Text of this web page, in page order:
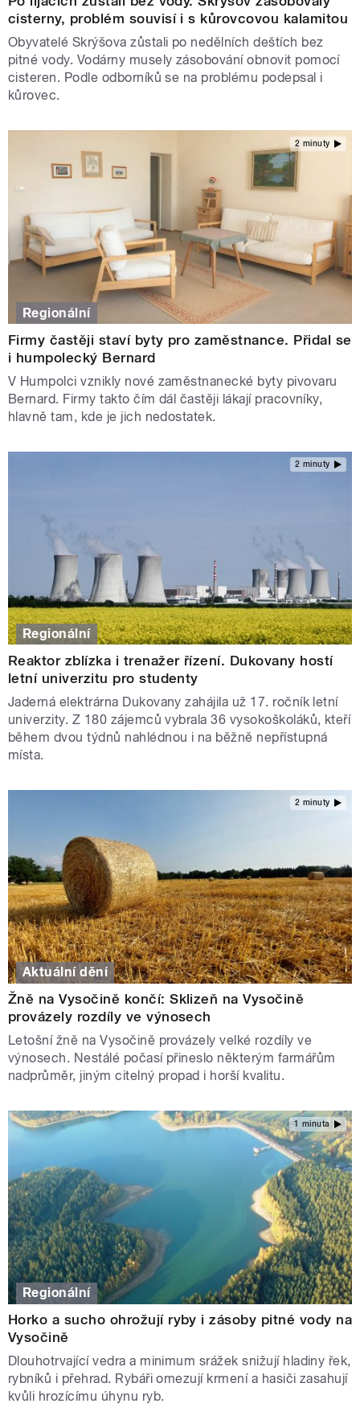
cisterny, problém souvisí i s kůrovcovou kalamitou
Obyvatelé Skrýšova zůstali po nedělních deštích bez
pitné vody. Vodárny musely zásobování obnovit pomocí
cisteren. Podle odborníků se na problému podepsal i
kůrovec.
2 minuty
Regionální
Firmy častěji staví byty pro zaměstnance. Přidal se
i humpolecký Bernard
V Humpolci vznikly nové zaměstnanecké byty pivovaru
Bernard. Firmy takto čím dál častěji lákají pracovníky,
hlavně tam, kde je jich nedostatek.
2 minuty
Regionální
Reaktor zblízka i trenažer řízení. Dukovany hostí
letní univerzitu pro studenty
Jaderná elektrárna Dukovany zahájila už 17. ročník letní
univerzity. Z 180 zájemců vybrala 36 vysokoškoláků, kteří
během dvou týdnů nahlédnou i na běžně nepřístupná
místa.
2 minuty
Aktuální dění
Žně na Vysočině končí: Sklizeň na Vysočině
provázely rozdíly ve výnosech
Letošní žně na Vysočině provázely velké rozdíly ve
výnosech. Nestálé počasí přineslo některým farmářům
nadprůměr, jiným citelný propad i horší kvalitu.
1 minuta
Regionální
Horko a sucho ohrožují ryby i zásoby pitné vody na
Vysočině
Dlouhotrvající vedra a minimum srážek snižují hladiny řek,
rybníků i přehrad. Rybáři omezují krmení a hasiči zasahují
kvůli hrozícímu úhynu ryb.